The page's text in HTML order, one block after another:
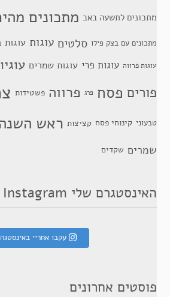
מתכונים לתשעה באב מתכונים
מתכונים עם בצק פילו סלטים עוגות עוגות
עוגות פרווה עוגות פרי עוגות שמרים
פורים פסח פרג פרווה פשטידות
טבעוני קינוחי פסח קציצות ראש השנה
שמרים שקדים
האינסטגרם שלי My Instagram
עקבו אחריי
פוסטים אחרונים